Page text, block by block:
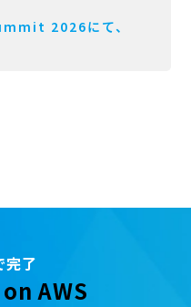
2026にて、
完了
AWS